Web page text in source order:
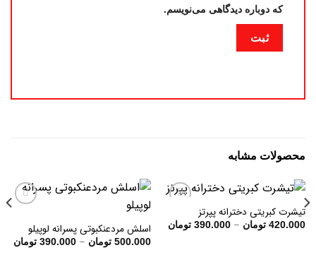
که دوباره دیدگاهی می‌نویسم.
محصولات مشابه
تیشرت کبریتی دخترانه پپرتز
420.000 تومان –
390.000 تومانPrice
range:
390.000 تومان افزودن
به
اسلش مردعنکبوتی پسرانه لوپیلو
500.000 تومان –
390.000 تومان